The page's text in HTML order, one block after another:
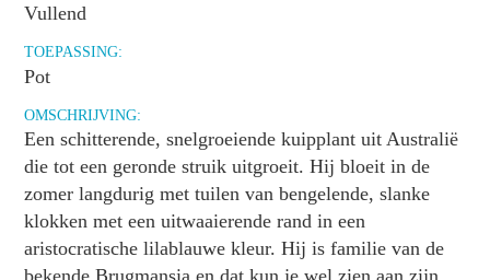
Vullend
TOEPASSING:
Pot
OMSCHRIJVING:
Een schitterende, snelgroeiende kuipplant uit Australië
die tot een geronde struik uitgroeit. Hij bloeit in de
zomer langdurig met tuilen van bengelende, slanke
klokken met een uitwaaierende rand in een
aristocratische lilablauwe kleur. Hij is familie van de